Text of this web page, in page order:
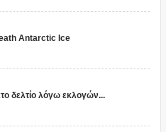
Antarctic Ice
δελτίο λόγω εκλογών...